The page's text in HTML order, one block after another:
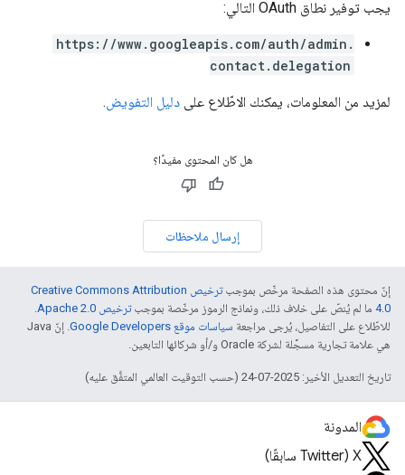
يجب توفير نطاق OAuth التالي:
https://www.googleapis.com/auth/admin.
contact.delegation
لمزيد من المعلومات، يمكنك الاطّلاع على دليل التفويض.
هل كان المحتوى مفيدًا؟
إرسال ملاحظات
إنّ محتوى هذه الصفحة مرخّص بموجب
ترخيص Creative Commons Attribution
4.0‏ ما لم يُنصّ على خلاف ذلك، ونماذج الرموز مرخّصة بموجبترخيص Apache 2.0‏
.
للاطّلاع على التفاصيل، يُرجى مراجعة سياسات موقع Google Developers‏
. إنّ Java
هي علامة تجارية مسجَّلة لشركة Oracle و/أو شركائها التابعين.
تاريخ التعديل الأخير: 2025-07-24 (حسب التوقيت العالمي المتفَّق عليه)
المدونة
‫X ‏(Twitter سابقًا)